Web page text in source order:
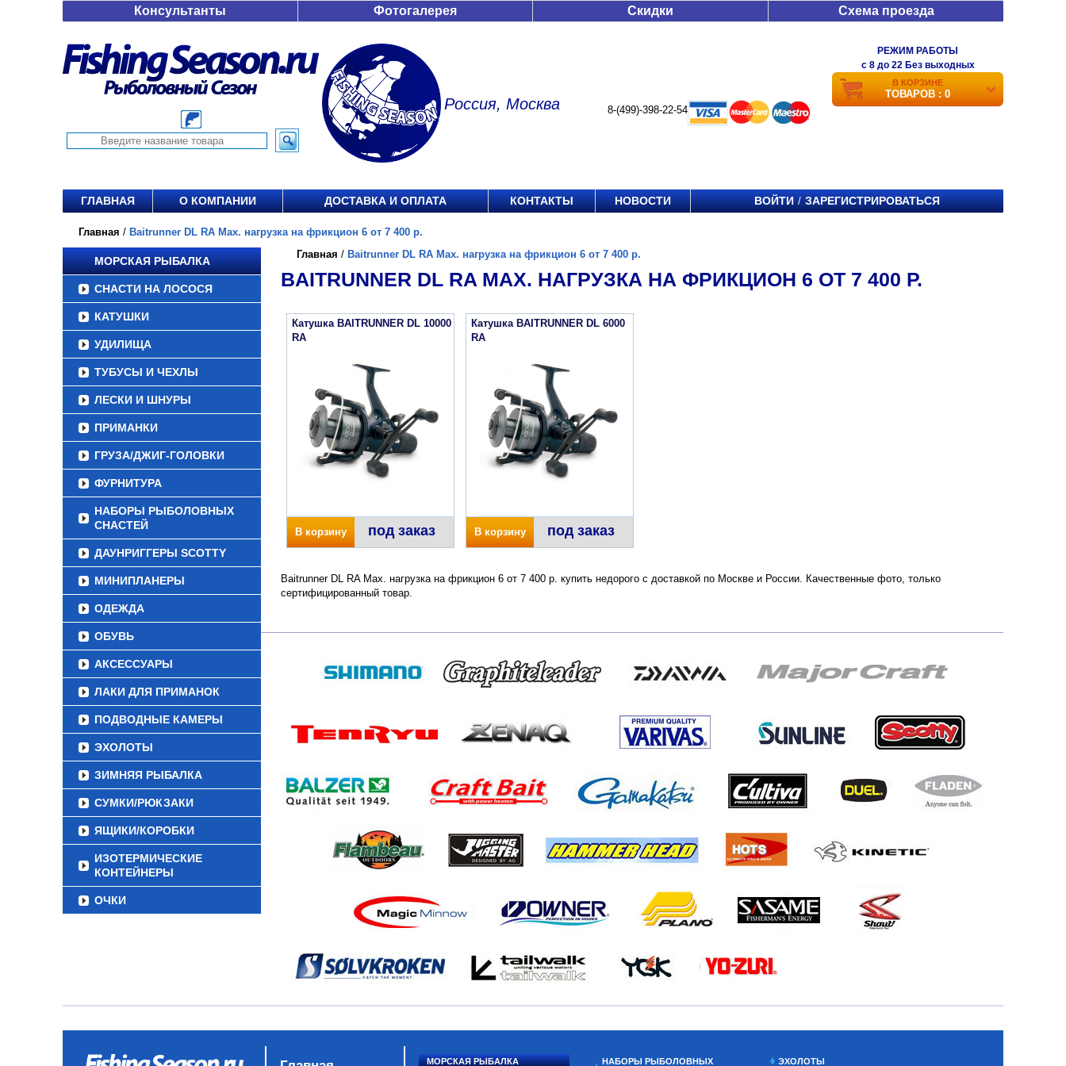
Консультанты Фотогалерея Скидки Схема проезда
Россия, Москва 8-(499)-398-22-54
РЕЖИМ РАБОТЫ
c 8 до 22 Без выходных
В КОРЗИНЕ
ТОВАРОВ : 0
ГЛАВНАЯ О КОМПАНИИ ДОСТАВКА И ОПЛАТА КОНТАКТЫ НОВОСТИ ВОЙТИ / ЗАРЕГИСТРИРОВАТЬСЯ
Главная / Baitrunner DL RA Max. нагрузка на фрикцион 6 от 7 400 р.
МОРСКАЯ РЫБАЛКА
СНАСТИ НА ЛОСОСЯ
КАТУШКИ
УДИЛИЩА
ТУБУСЫ И ЧЕХЛЫ
ЛЕСКИ И ШНУРЫ
ПРИМАНКИ
ГРУЗА/ДЖИГ-ГОЛОВКИ
ФУРНИТУРА
НАБОРЫ РЫБОЛОВНЫХ
СНАСТЕЙ
ДАУНРИГГЕРЫ SCOTTY
МИНИПЛАНЕРЫ
ОДЕЖДА
ОБУВЬ
АКСЕССУАРЫ
ЛАКИ ДЛЯ ПРИМАНОК
ПОДВОДНЫЕ КАМЕРЫ
ЭХОЛОТЫ
ЗИМНЯЯ РЫБАЛКА
СУМКИ/РЮКЗАКИ
ЯЩИКИ/КОРОБКИ
ИЗОТЕРМИЧЕСКИЕ
КОНТЕЙНЕРЫ
ОЧКИ
Главная / Baitrunner DL RA Max. нагрузка на фрикцион 6 от 7 400 р.
BAITRUNNER DL RA MAX. НАГРУЗКА НА ФРИКЦИОН 6 ОТ 7 400 Р.
Катушка BAITRUNNER DL 10000
RA
В корзину под заказ
Катушка BAITRUNNER DL 6000
RA
В корзину под заказ
Baitrunner DL RA Max. нагрузка на фрикцион 6 от 7 400 р. купить недорого с доставкой по Москве и России. Качественные фото, только
сертифицированный товар.
МОРСКАЯ РЫБАЛКА НАБОРЫ РЫБОЛОВНЫХ ЭХОЛОТЫ